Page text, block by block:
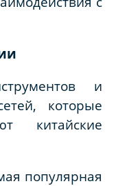
и
которые
китайские
популярная